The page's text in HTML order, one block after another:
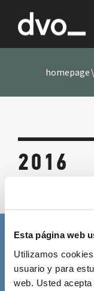
Esta página web
Utilizamos
usuario y para
web. Usted
homepage
2016
Complete el
sobre DVO